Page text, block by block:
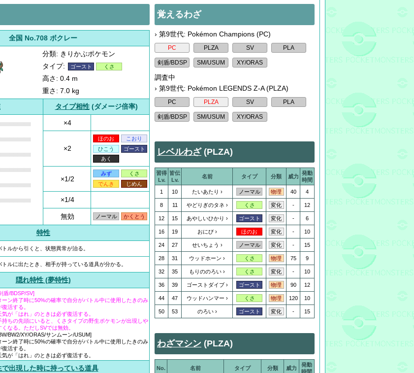
全国 No.708 ボクレー
分類: きりかぶポケモン
タイプ:
ゴースト くさ
高さ: 0.4 m
重さ: 7.0 kg
タイプ相性(ダメージ倍率)
×4
×2
ほのお
こおり
ひこう
ゴースト
あく
×1/2
みず
くさ
でんき
じめん
×1/4
無効 ノーマル かくとう
特性
トルから引くと、状態異常が治る。
トルに出たとき、相手が持っている道具が分かる。
隠れ特性 (夢特性)
盾/BDSP/SV]
ーン終了時に50%の確率で自分がバトル中に使用したきのみ
復活する。
気が「はれ」のときは必ず復活する。
持ちの先頭にいると、くさタイプの野生ポケモンが出現しや
くなる。ただしSVでは無効。
BW2/XY/ORAS/サンムーン/USUM]
ーン終了時に50%の確率で自分がバトル中に使用したきのみ
復活する。
気が「はれ」のときは必ず復活する。
で出現した時に持っている道具
覚えるわざ
› 第9世代: Pokémon Champions (PC)
調査中
› 第9世代: Pokémon LEGENDS Z-A (PLZA)
レベルわざ(PLZA)
習得
Lv.
皆伝
Lv.
名前 タイプ 分類 威力
発動
時間
1
10 たいあたり ノーマル 物理 40 4
8 11 やどりぎのタネ くさ 変化 - 12
12 15 あやしいひかり ゴースト 変化 - 6
16 19 おにび ほのお 変化 - 10
24 27 せいちょう ノーマル 変化 - 15
28 31 ウッドホーン くさ 物理 75 9
32 35 もりののろい くさ 変化 - 10
36 39 ゴーストダイブ ゴースト 物理 90 12
44 47 ウッドハンマー くさ 物理 120 10
50 53 のろい ゴースト 変化 - 15
わざマシン (PLZA)
No. 名前 タイプ 分類 威力
発動
時間